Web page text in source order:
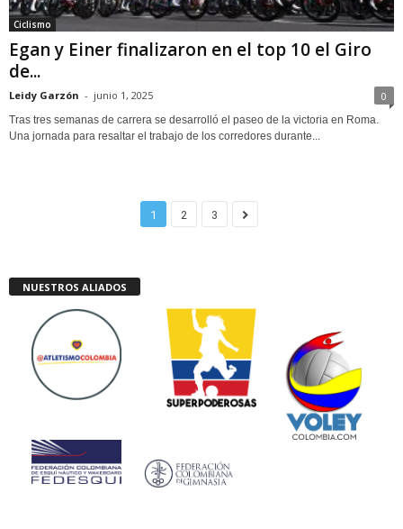
Ciclismo
Egan y Einer finalizaron en el top 10 el Giro
de...
Leidy Garzón - junio 1, 2025 0
Tras tres semanas de carrera se desarrolló el paseo de la victoria en Roma.
Una jornada para resaltar el trabajo de los corredores durante...
1 2 3
NUESTROS ALIADOS